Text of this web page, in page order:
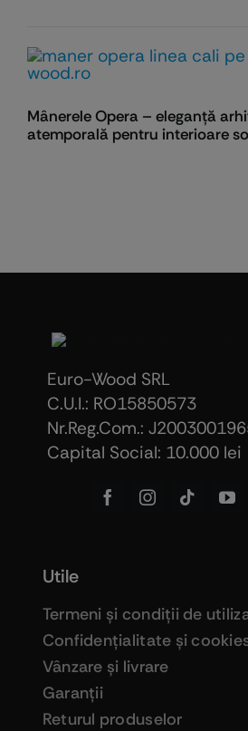
Mânerele Opera – eleganță
atemporală pentru interioare
Euro-Wood SRL
C.U.I.: RO15850573
Nr.Reg.Com.:
Capital Social: 10.000 lei
Utile
Termeni şi condiţii de
Confidenţialitate şi
Vânzare şi livrare
Garanţii
Returul produselor